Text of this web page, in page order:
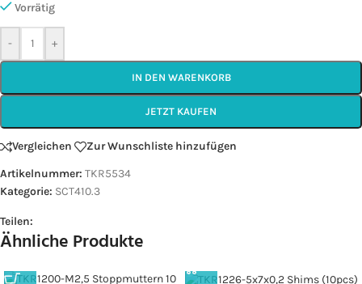
Vorrätig
- +
IN DEN WARENKORB
JETZT KAUFEN
Vergleichen
Zur Wunschliste hinzufügen
Artikelnummer: TKR5534
Kategorie: SCT410.3
Teilen:
Ähnliche Produkte